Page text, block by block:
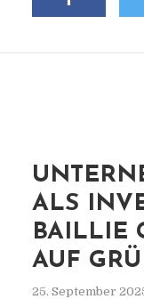
ALS
BAILLIE
AUF
25. September